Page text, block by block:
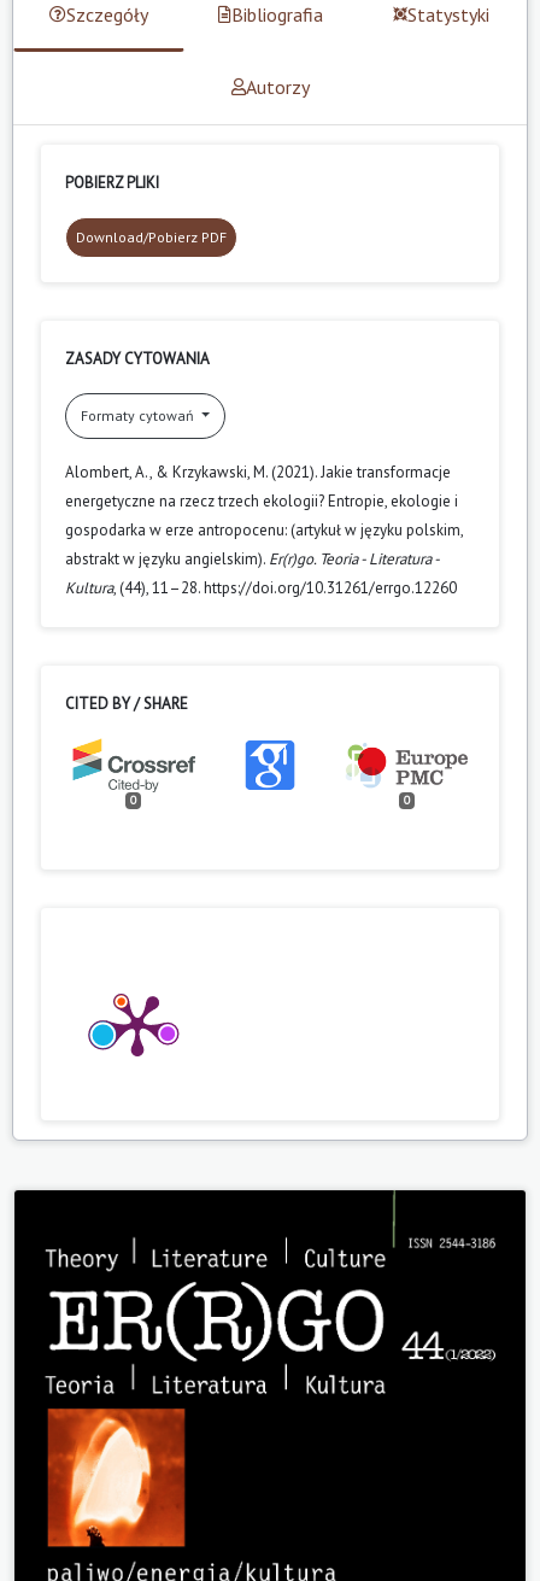
Szczegóły Bibliografia Statystyki
Autorzy
POBIERZ PLIKI
Download/Pobierz PDF
ZASADY CYTOWANIA
Formaty cytowań
Alombert, A., & Krzykawski, M. (2021). Jakie transformacje
energetyczne na rzecz trzech ekologii? Entropie, ekologie i
gospodarka w erze antropocenu: (artykuł w języku polskim,
abstrakt w języku angielskim). Er(r)go. Teoria - Literatura -
Kultura, (44), 11–28. https://doi.org/10.31261/errgo.12260
CITED BY / SHARE
0 0